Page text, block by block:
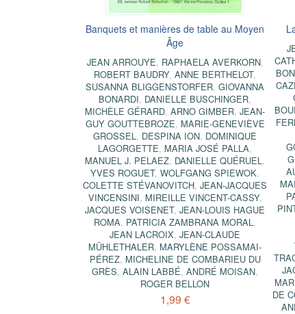
Banquets et manières de table au Moyen
Âge
JEAN ARROUYE, RAPHAELA AVERKORN,
ROBERT BAUDRY,ANNE BERTHELOT,
SUSANNA BLIGGENSTORFER,GIOVANNA
BONARDI, DANIELLE BUSCHINGER,
MICHÈLE GÉRARD,ARNO GIMBER,JEAN-
GUY GOUTTEBROZE, MARIE-GENEVIÈVE
GROSSEL , DESPINA ION, DOMINIQUE
LAGORGETTE, MARIA JOSÉ PALLA,
MANUEL J. PELAEZ, DANIELLE QUÉRUEL ,
YVES ROGUET,WOLFGANG SPIEWOK,
COLETTE STÉVANOVITCH,JEAN-JACQUES
VINCENSINI, MIREILLE VINCENT-CASSY,
JACQUES VOISENET,JEAN-LOUIS HAGUE
ROMA, PATRICIA ZAMBRANA MORAL ,
JEAN LACROIX,JEAN-CLAUDE
MÜHLETHALER, MARYLÈNE POSSAMAI-
PÉREZ, MICHELINE DE COMBARIEU DU
GRÈS,ALAIN LABBÉ,ANDRÉ MOISAN,
ROGER BELLON
1,99 €
DE